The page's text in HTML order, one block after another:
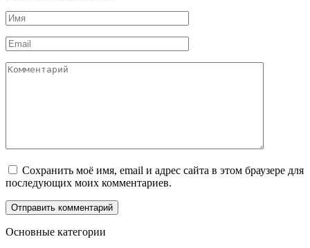
Имя
*
Email
*
Комментарий
Сохранить моё имя, email и адрес сайта в этом браузере для
последующих моих комментариев.
Основные категории